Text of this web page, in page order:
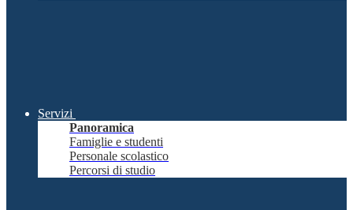
Servizi
Panoramica
Famiglie e studenti
Personale scolastico
Percorsi di studio